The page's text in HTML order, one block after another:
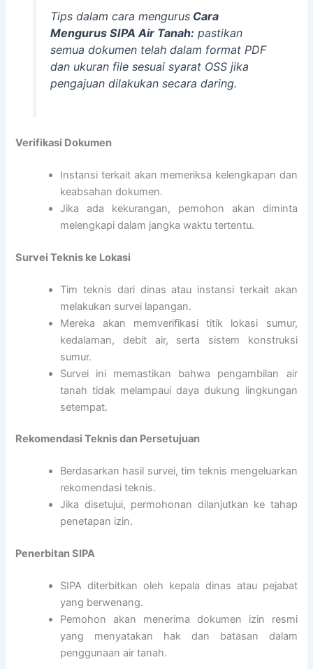
Tips dalam cara mengurusCara
Mengurus SIPA Air Tanah:pastikan
semua dokumen telah dalam format PDF
dan ukuran file sesuai syarat OSS jika
pengajuan dilakukan secara daring.
Verifikasi Dokumen
Instansi terkait akan memeriksa kelengkapan dan
keabsahan dokumen.
Jika ada kekurangan, pemohon akan diminta
melengkapi dalam jangka waktu tertentu.
Survei Teknis ke Lokasi
Tim teknis dari dinas atau instansi terkait akan
melakukan survei lapangan.
Mereka akan memverifikasi titik lokasi sumur,
kedalaman, debit air, serta sistem konstruksi
sumur.
Survei ini memastikan bahwa pengambilan air
tanah tidak melampaui daya dukung lingkungan
setempat.
Rekomendasi Teknis dan Persetujuan
Berdasarkan hasil survei, tim teknis mengeluarkan
rekomendasi teknis.
Jika disetujui, permohonan dilanjutkan ke tahap
penetapan izin.
Penerbitan SIPA
SIPA diterbitkan oleh kepala dinas atau pejabat
yang berwenang.
Pemohon akan menerima dokumen izin resmi
yang menyatakan hak dan batasan dalam
penggunaan air tanah.